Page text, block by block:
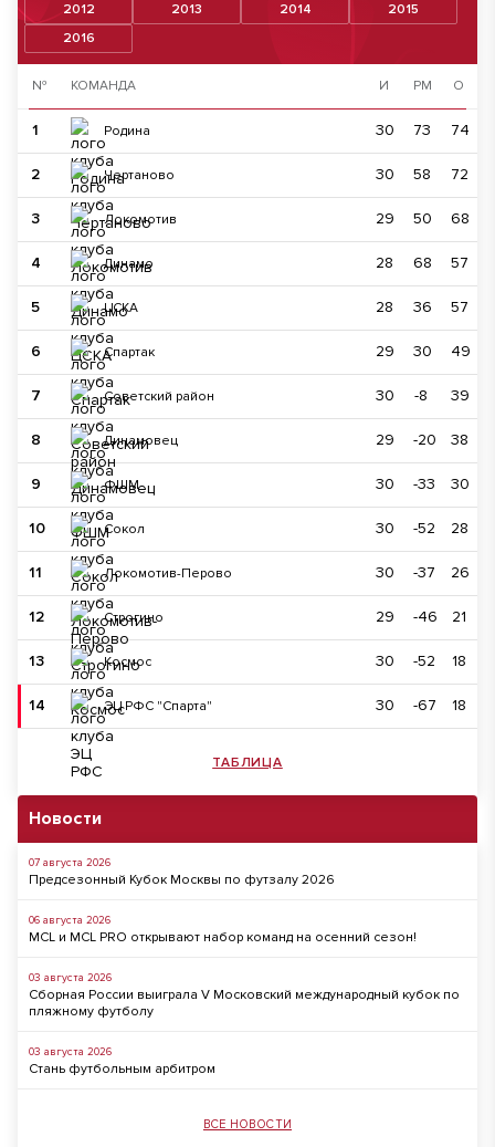
2012 2013 2014
2015
2016
№ КОМАНДА И РМ О
1 Родина 30 73 74
2 Чертаново 30 58 72
3 Локомотив 29 50 68
4 Динамо 28 68 57
5 ЦСКА 28 36 57
6 Спартак 29 30 49
7 Советский район 30 -8 39
8 Динамовец 29 -20 38
9 ФШМ 30 -33 30
10 Сокол 30 -52 28
11 Локомотив-Перово 30 -37 26
12 Строгино 29 -46 21
13 Космос 30 -52 18
14 ЭЦ РФС "Спарта" 30 -67 18
ТАБЛИЦА
Новости
07 августа 2026
Предсезонный Кубок Москвы по футзалу 2026
06 августа 2026
MCL и MCL PRO открывают набор команд на осенний сезон!
03 августа 2026
Сборная России выиграла V Московский международный кубок по
пляжному футболу
03 августа 2026
Стань футбольным арбитром
ВСЕ НОВОСТИ